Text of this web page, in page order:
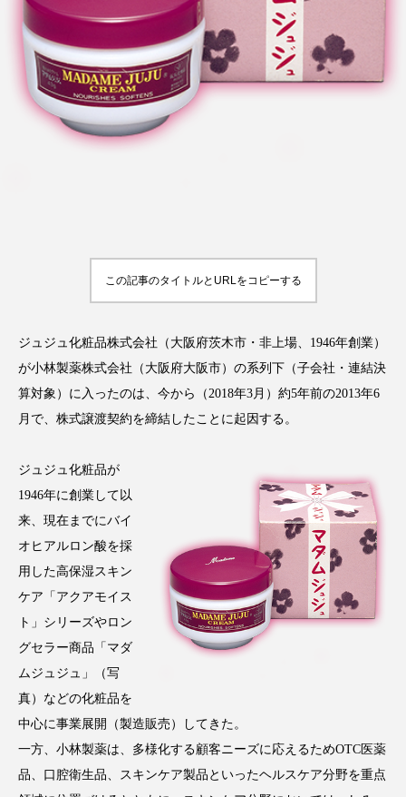
FEATURED 注目の企画
TAG LIST
Instagram SaaS SNS
アスタキサンチン
アスレジャーコスメ アレルギー アロマ
アンチエイジング アンチソリチュード
インナービューティー 冷え
インナービューティーアワード2025受賞商品
ウェアラブルデバイス
エイジングケア
エクソソーム オーガニック オゾン
カウンセラー カウンセリング
カカイオイル
クルエルティフリー クレンジング
クローズアップ ケーススタディ
この記事のタイトルとURLをコピーする
ジュジュ化粧品株式会社（大阪府茨木市・非上場、1946年創業）
が小林製薬株式会社（大阪府大阪市）の系列下（子会社・連結決
算対象）に入ったのは、今から（2018年3月）約5年前の2013年6
月で、株式譲渡契約を締結したことに起因する。
ジュジュ化粧品が
1946年に創業して以
来、現在までにバイ
オヒアルロン酸を採
用した高保湿スキン
ケア「アクアモイス
ト」シリーズやロン
グセラー商品「マダ
ムジュジュ」（写
真）などの化粧品を
中心に事業展開（製造販売）してきた。
一方、小林製薬は、多様化する顧客ニーズに応えるためOTC医薬
品、口腔衛生品、スキンケア製品といったヘルスケア分野を重点